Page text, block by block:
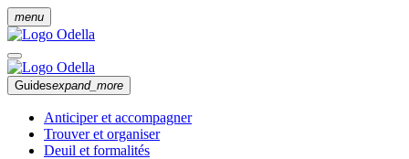
menu
Guidesexpand_more
Anticiper et accompagner
Trouver et organiser
Deuil et formalités